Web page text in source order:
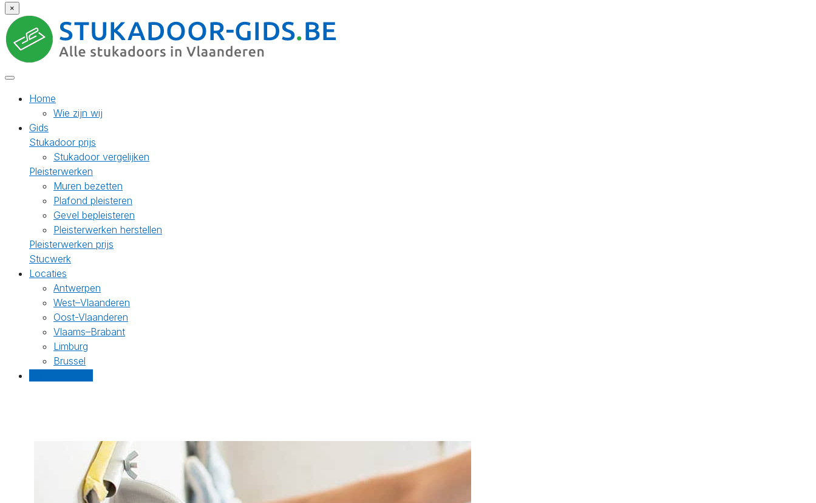
×
Home
Wie zijn wij
Gids
Stukadoor prijs
Stukadoor vergelijken
Pleisterwerken
Muren bezetten
Plafond pleisteren
Gevel bepleisteren
Pleisterwerken herstellen
Pleisterwerken prijs
Stucwerk
Locaties
Antwerpen
West–Vlaanderen
Oost-Vlaanderen
Vlaams–Brabant
Limburg
Brussel